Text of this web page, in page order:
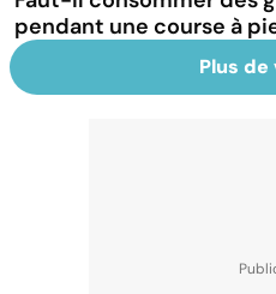
pendant une course à
Plus